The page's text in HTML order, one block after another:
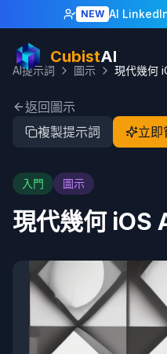
NEW AI
CubistAI
AI提示詞
圖示 現代幾何
返回圖示
複製提示詞
立即
入門 圖示
現代幾何 iOS